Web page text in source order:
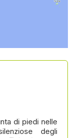
di piedi nelle
degli